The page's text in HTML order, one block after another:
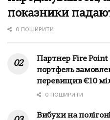
показники
0 ПОШИРИТИ
Партнер Fire Point
портфель
перевищив €10
0 ПОШИРИТИ
Вибухи на